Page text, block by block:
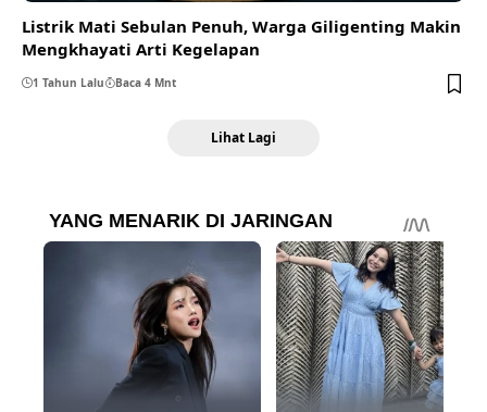
Listrik Mati Sebulan Penuh, Warga Giligenting Makin
Mengkhayati Arti Kegelapan
1 Tahun Lalu Baca 4 Mnt
Lihat Lagi